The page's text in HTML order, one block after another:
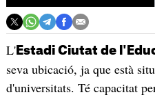
L'Estadi Ciutat de
seva ubicació, ja que està
d'universitats. Té capacitat